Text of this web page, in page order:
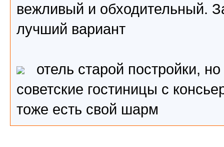
вежливый и обходительный.
лучший вариант
отель старой постройки,
советские гостиницы с
тоже есть свой шарм